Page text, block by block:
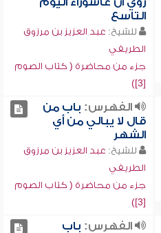
التاسع
للشيخ: عبد العزيز بن مرزوق
الطريفي
جزء من محاضرة ( كتاب الصوم
[3])
الفهرس: باب من
قال لا يبالي من أي
الشهر
للشيخ: عبد العزيز بن مرزوق
الطريفي
جزء من محاضرة ( كتاب الصوم
[3])
الفهرس: باب